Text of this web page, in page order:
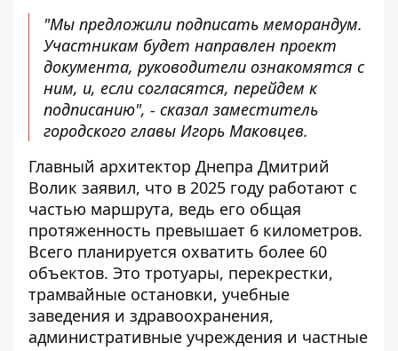
"Мы предложили подписать меморандум.
Участникам будет направлен проект
документа, руководители ознакомятся с
ним, и, если согласятся, перейдем к
подписанию", - сказал заместитель
городского главы Игорь Маковцев.
Главный архитектор Днепра Дмитрий
Волик заявил, что в 2025 году работают с
частью маршрута, ведь его общая
протяженность превышает 6 километров.
Всего планируется охватить более 60
объектов. Это тротуары, перекрестки,
трамвайные остановки, учебные
заведения и здравоохранения,
административные учреждения и частные